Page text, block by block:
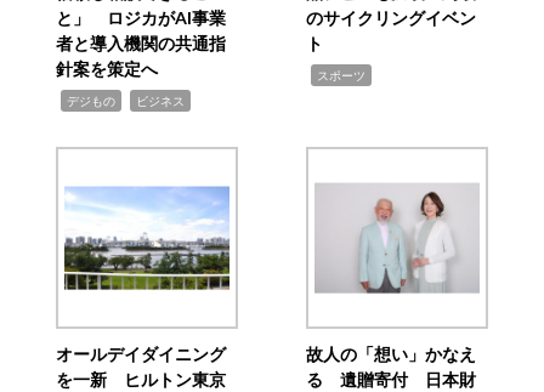
と」 ロジカがAI事業
者と導入機関の共通指
針案を策定へ
デジもの ビジネス
のサイクリングイベン
ト
スポーツ
オールデイダイニング
を一新 ヒルトン東京
故人の「想い」かなえ
る 遺贈寄付 日本財